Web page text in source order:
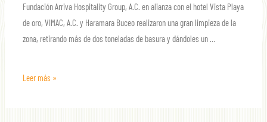
Fundación Arriva Hospitality Group, A.C. en alianza con el hotel Vista Playa
de oro, VIMAC, A.C. y Haramara Buceo realizaron una gran limpieza de la
zona, retirando más de dos toneladas de basura y dándoles un …
Leer más »